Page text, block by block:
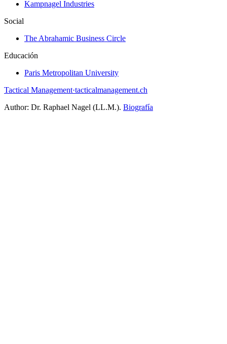
Kampnagel Industries
Social
The Abrahamic Business Circle
Educación
Paris Metropolitan University
Tactical Management·tacticalmanagement.ch
Author: Dr. Raphael Nagel (LL.M.). Biografía